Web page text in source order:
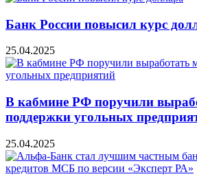
Банк России повысил курс
25.04.2025
В кабмине РФ поручили
поддержки угольных
25.04.2025